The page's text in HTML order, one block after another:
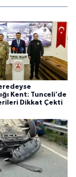
Kent: Tunceli’de
Dikkat Çekti